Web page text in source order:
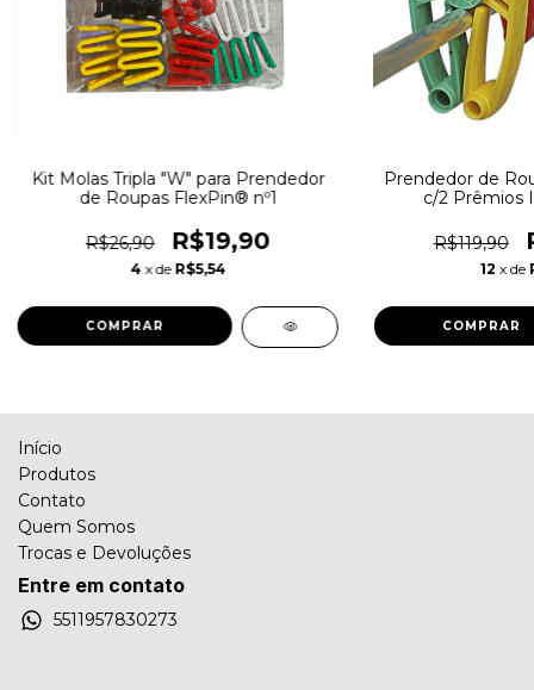
Kit Molas Tripla "W" para Prendedor
de Roupas FlexPin® nº1
R$26,90 R$19,90
4 x de R$5,54
COMPRAR
Prendedor de
c/2 Prêmios
R$119,90
12 x de
COMPRAR
Início
Produtos
Contato
Quem Somos
Trocas e Devoluções
Entre em contato
5511957830273